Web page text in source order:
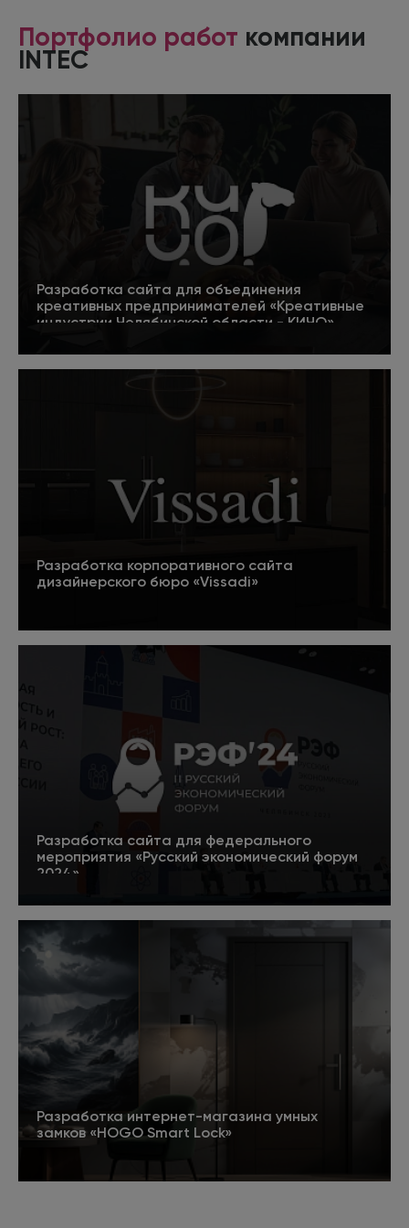
Портфолио работ компании
INTEC
Разработка сайта для объединения
креативных предпринимателей «Креативные
индустрии Челябинской области - КИЧО»
Подробнее 5
Разработка корпоративного сайта
дизайнерского бюро «Vissadi»
Подробнее
Разработка сайта для федерального
мероприятия «Русский экономический форум
2024»
Подробнее 5
Разработка интернет-магазина умных
замков «HOGO Smart Lock»
Подробнее